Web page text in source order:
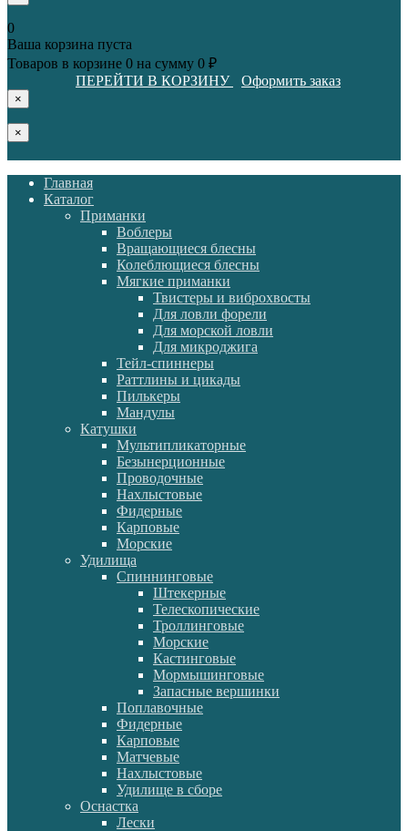
0
Ваша корзина пуста
Товаров в корзине 0 на сумму 0 ₽
ПЕРЕЙТИ В КОРЗИНУ
Оформить заказ
×
×
Главная
Каталог
Приманки
Воблеры
Вращающиеся блесны
Колеблющиеся блесны
Мягкие приманки
Твистеры и виброхвосты
Для ловли форели
Для морской ловли
Для микроджига
Тейл-спиннеры
Раттлины и цикады
Пилькеры
Мандулы
Катушки
Мультипликаторные
Безынерционные
Проводочные
Нахлыстовые
Фидерные
Карповые
Морские
Удилища
Спиннинговые
Штекерные
Телескопические
Троллинговые
Морские
Кастинговые
Мормышинговые
Запасные вершинки
Поплавочные
Фидерные
Карповые
Матчевые
Нахлыстовые
Удилище в сборе
Оснастка
Лески